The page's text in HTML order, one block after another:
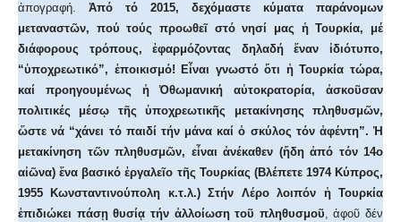
ἀπογραφή. Ἀπό τό 2015, δεχόμαστε κύματα παράνομων
μεταναστῶν, πού τούς προωθεῖ στό νησί μας ἡ Τουρκία, μέ
διάφορους τρόπους, ἐφαρμόζοντας δηλαδή ἕναν ἰδιότυπο,
“ὑποχρεωτικό”, ἐποικισμό! Εἶναι γνωστό ὅτι ἡ Τουρκία τώρα,
καί προηγουμένως ἡ Ὀθωμανική αὐτοκρατορία, ἀσκοῦσαν
πολιτικές μέσῳ τῆς ὑποχρεωτικῆς μετακίνησης πληθυσμῶν,
ὥστε νά “χάνει τό παιδί τήν μάνα καί ὁ σκύλος τόν ἀφέντη”. Ἡ
μετακίνηση τῶν πληθυσμῶν, εἶναι ἀνέκαθεν (ἤδη ἀπό τόν 14ο
αἰῶνα) ἕνα βασικό ἐργαλεῖο τῆς Τουρκίας (Βλέπετε 1974 Κύπρος,
1955 Κωνσταντινούπολη κ.τ.λ.) Στήν Λέρο λοιπόν ἡ Τουρκία
ἐπιδιώκει πάσῃ θυσίᾳ τήν ἀλλοίωση τοῦ πληθυσμοῦ, ἀφοῦ δέν